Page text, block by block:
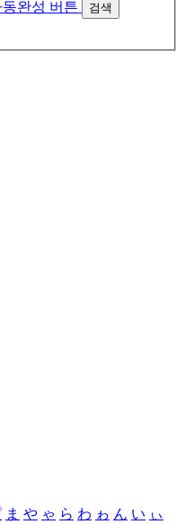
검색
ま や ゃ ら わ ゎ ん い ぃ